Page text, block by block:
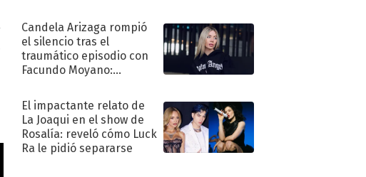
Candela Arizaga rompió
el silencio tras el
traumático episodio con
Facundo Moyano:
El impactante relato de
La Joaqui en el show de
Rosalía: reveló cómo Luck
Ra le pidió separarse